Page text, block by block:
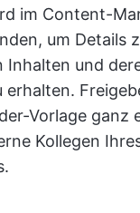
im Content-
um Details
und
Vorlage ganz
Kollegen